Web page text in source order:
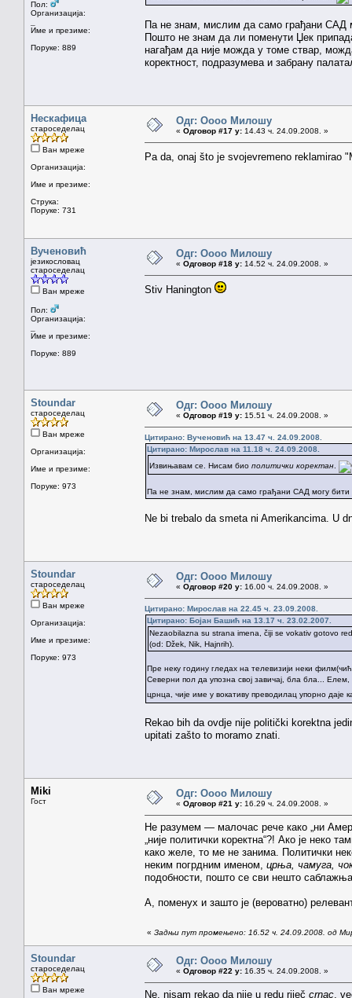
Пол:
Организација:
Име и презиме:
Поруке: 889
Па не знам, мислим да само грађани САД
Пошто не знам да ли поменути Џек
нагађам да није можда у томе ствар,
коректност, подразумева и забрану
Нескафица
староседелац
Ван мреже
Организација:
Име и презиме:
Струка:
Поруке: 731
Одг: Оооо Милошу
« Одговор #17 у: 14.43 ч. 24.09.2008. »
Pa da, onaj što je svojevremeno reklamirao
Вученовић
језикословац
староседелац
Ван мреже
Пол:
Организација:
Име и презиме:
Поруке: 889
Одг: Оооо Милошу
« Одговор #18 у: 14.52 ч. 24.09.2008. »
Stiv Hanington
Stoundar
староседелац
Ван мреже
Организација:
Име и презиме:
Поруке: 973
Одг: Оооо Милошу
« Одговор #19 у: 15.51 ч. 24.09.2008. »
Цитирано: Вученовић на 13.47 ч. 24.09.2008.
Цитирано: Мирослав на 11.18 ч. 24.09.2008.
Извињавам се. Нисам био политички коректан
Па не знам, мислим да само грађани САД могу
Ne bi trebalo da smeta ni Amerikancima. U
Stoundar
староседелац
Ван мреже
Организација:
Име и презиме:
Поруке: 973
Одг: Оооо Милошу
« Одговор #20 у: 16.00 ч. 24.09.2008. »
Цитирано: Мирослав на 22.45 ч. 23.09.2008.
Цитирано: Бојан Башић на 13.17 ч. 23.02.2007.
Nezaobilazna su strana imena, čiji se vokativ gotovo
(od: Džek, Nik, Hajnrih).
Пре неку годину гледах на телевизији неки
Северни пол да упозна свој завичај, бла бла...
црнца, чије име у вокативу преводилац упорно даје
Rekao bih da ovdje nije politički korektna
upitati zašto to moramo znati.
Miki
Гост
Одг: Оооо Милошу
« Одговор #21 у: 16.29 ч. 24.09.2008. »
Не разумем — малочас рече како „ни
„није политички коректна“?! Ако је неко
како желе, то ме не занима. Политички
неким погрдним именом, црња, чамуга,
подобности, пошто се сви нешто
А, поменух и зашто је (вероватно)
« Задњи пут промењено: 16.52 ч. 24.09.2008. од
Stoundar
староседелац
Ван мреже
Одг: Оооо Милошу
« Одговор #22 у: 16.35 ч. 24.09.2008. »
Ne, nisam rekao da nije u redu riječ crnac ,